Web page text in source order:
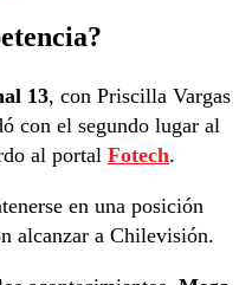
13, con Priscilla Vargas
con el segundo lugar al
al portal Fotech.
en una posición
alcanzar a Chilevisión.